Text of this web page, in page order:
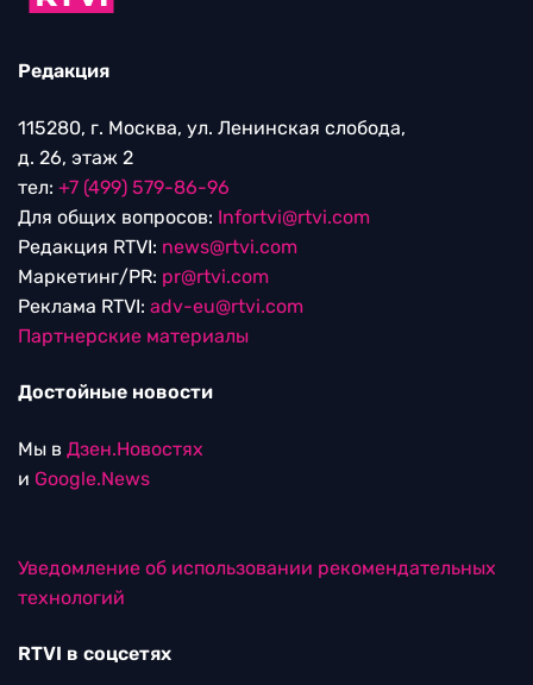
Редакция
115280, г. Москва, ул. Ленинская слобода,
д. 26, этаж 2
тел: +7 (499) 579-86-96
Для общих вопросов: Infortvi@rtvi.com
Редакция RTVI: news@rtvi.com
Маркетинг/PR: pr@rtvi.com
Реклама RTVI: adv-eu@rtvi.com
Партнерские материалы
Достойные новости
Мы в Дзен.Новостях
и Google.News
Уведомление об использовании рекомендательных
технологий
RTVI в соцсетях